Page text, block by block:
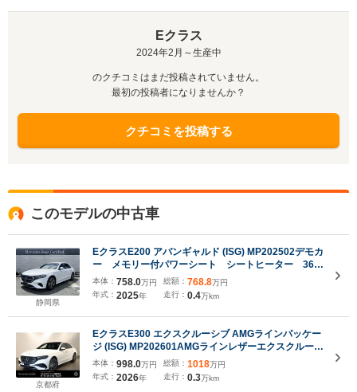
Eクラス
2024年2月～生産中
のクチコミはまだ投稿されていません。
最初の投稿者になりませんか？
クチコミを投稿する
このモデルの中古車
静岡県
EクラスE200 アバンギャルド (ISG) MP202502デモカ
ー メモリー付パワーシート シートヒーター 360
度カメラ レーダーセーフティ 電動リアゲート ア
ップルカープレイ・アンドロイドオート
本体： 758.0万円
年式： 2025年
総額： 768.8万円
走行： 0.4万km
京都府
EクラスE300 エクスクルーシブ AMGラインパッケー
ジ (ISG) MP202601AMGラインレザーエクスクルーシ
ブデジタルインテリアMBUXハイパースクリーンシー
トヒーターベンチレーター3Dコックピットディスプ
レイ本革シートポーラーホワイト
本体： 998.0万円
年式： 2026年
総額： 1018万円
走行： 0.3万km